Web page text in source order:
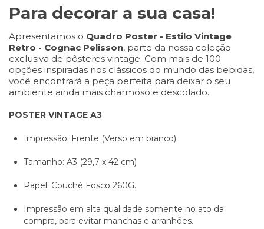
Para decorar a sua casa!
Apresentamos o Quadro Poster - Estilo Vintage
Retro - Cognac Pelisson, parte da nossa coleção
exclusiva de pôsteres vintage. Com mais de 100
opções inspiradas nos clássicos do mundo das bebidas,
você encontrará a peça perfeita para deixar o seu
ambiente ainda mais charmoso e descolado.
POSTER VINTAGE A3
Impressão: Frente (Verso em branco)
Tamanho: A3 (29,7 x 42 cm)
Papel: Couché Fosco 260G.
Impressão em alta qualidade somente no ato da
compra, para evitar manchas e arranhões.